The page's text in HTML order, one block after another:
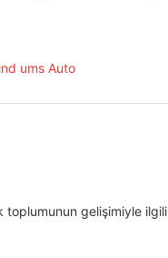
toplumunun gelişimiyle